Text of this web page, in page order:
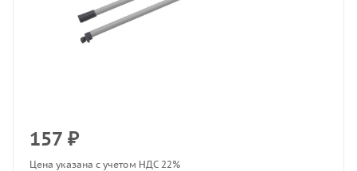
157 ₽
Цена указана с учетом НДС 22%